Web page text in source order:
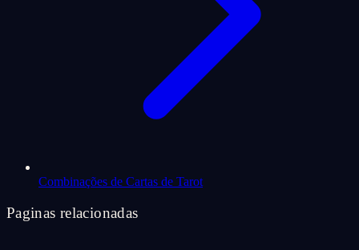
Combinações de Cartas de Tarot
Paginas relacionadas